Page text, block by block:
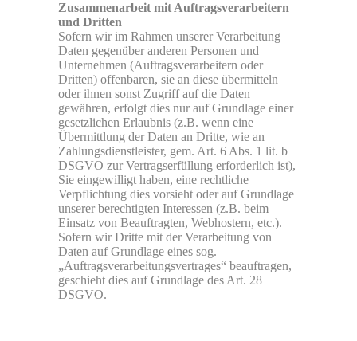
Zusammenarbeit mit Auftragsverarbeitern
und Dritten
Sofern wir im Rahmen unserer Verarbeitung
Daten gegenüber anderen Personen und
Unternehmen (Auftragsverarbeitern oder
Dritten) offenbaren, sie an diese übermitteln
oder ihnen sonst Zugriff auf die Daten
gewähren, erfolgt dies nur auf Grundlage einer
gesetzlichen Erlaubnis (z.B. wenn eine
Übermittlung der Daten an Dritte, wie an
Zahlungsdienstleister, gem. Art. 6 Abs. 1 lit. b
DSGVO zur Vertragserfüllung erforderlich ist),
Sie eingewilligt haben, eine rechtliche
Verpflichtung dies vorsieht oder auf Grundlage
unserer berechtigten Interessen (z.B. beim
Einsatz von Beauftragten, Webhostern, etc.).
Sofern wir Dritte mit der Verarbeitung von
Daten auf Grundlage eines sog.
„Auftragsverarbeitungsvertrages“ beauftragen,
geschieht dies auf Grundlage des Art. 28
DSGVO.